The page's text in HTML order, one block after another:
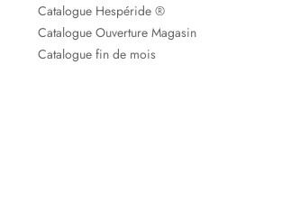
Catalogue Hespéride ®
Catalogue Ouverture Magasin
Catalogue fin de mois